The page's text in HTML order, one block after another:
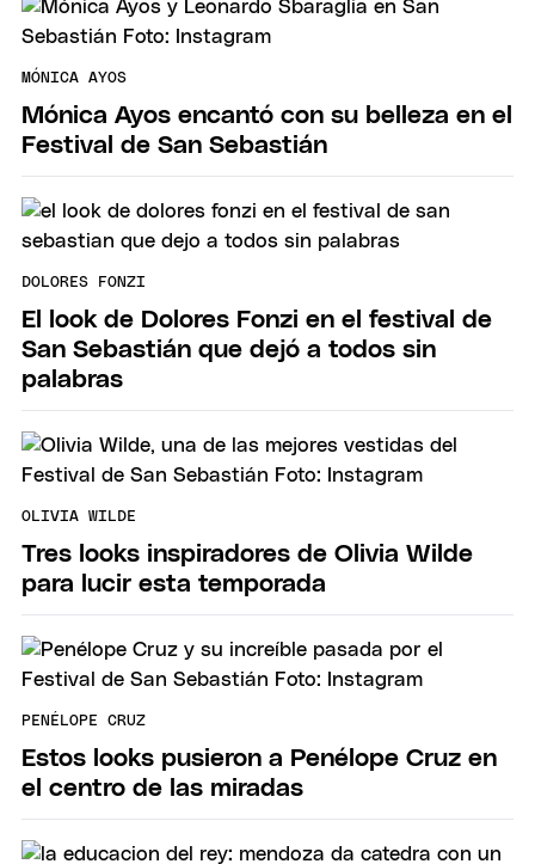
MÓNICA AYOS
Mónica Ayos encantó con su belleza en el
Festival de San Sebastián
DOLORES FONZI
El look de Dolores Fonzi en el festival de
San Sebastián que dejó a todos sin
palabras
OLIVIA WILDE
Tres looks inspiradores de Olivia Wilde
para lucir esta temporada
PENÉLOPE CRUZ
Estos looks pusieron a Penélope Cruz en
el centro de las miradas